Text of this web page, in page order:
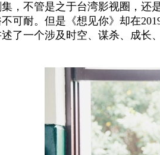
，不管是之于台湾影视圈，
可耐。但是《想见你》却在
了一个涉及时空、谋杀、成